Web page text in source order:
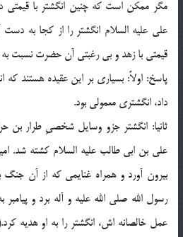
مگر ممکن است که چنین انگشتر با قیمتی
علی علیه السلام انگشتر را از کجا به دست
قیمتی با زهد و بی رغبتی آن حضرت نسبت به
پاسخ: اولاً: بسیاری بر این عقیده هستند
داد، انگشتری معمولی بود.
ثانیا: انگشتر جزو وسایل شخصیِ طرار
علی بن ابی طالب علیه السلام کشته شد.
بیرون آورد و همراه غنایمی که از آن
رسول الله صلی الله علیه و آله برد و پیامبر